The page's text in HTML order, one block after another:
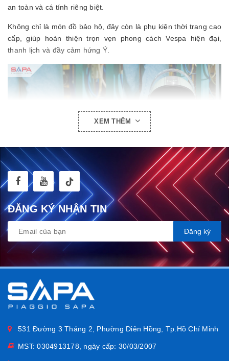
an toàn và cá tính riêng biệt.
Không chỉ là món đồ bảo hộ, đây còn là phụ kiện thời trang cao
cấp, giúp hoàn thiện trọn vẹn phong cách Vespa hiện đại,
thanh lịch và đầy cảm hứng Ý.
Thiết kế tinh tế – Màu sắc hiện đại
xanh pastel phối sọc xám
trung tâm mang đến cảm giác
trẻ trung, nhẹ nhàngnhưng vẫn đậm chất sang trọng. Kết
hợp cùng logo Vespa in nổi ở phía sau, chiếc mũ thể hiện tinh
thần tinh tế và thời thượng.
màu và chống trầy xước
.
XEM THÊM
ĐĂNG KÝ NHẬN TIN
Đăng ký
531 Đường 3 Tháng 2, Phường Diên Hồng, Tp.Hồ Chí Minh
MST: 0304913178, ngày cấp: 30/03/2007